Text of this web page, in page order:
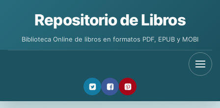
Repositorio de Libros
Biblioteca Online de libros en formatos PDF, EPUB y MOBI